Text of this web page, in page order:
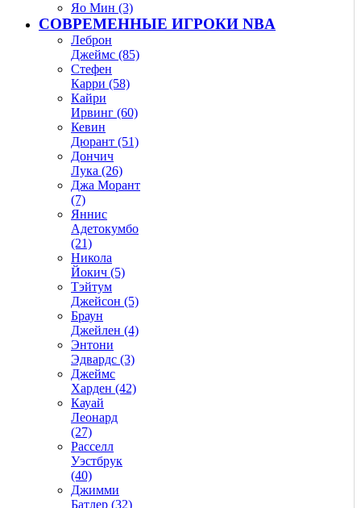
Яо Мин (3)
СОВРЕМЕННЫЕ ИГРОКИ NBA
Леброн
Джеймс (85)
Стефен
Карри (58)
Кайри
Ирвинг (60)
Кевин
Дюрант (51)
Дончич
Лука (26)
Джа Морант
(7)
Яннис
Адетокумбо
(21)
Никола
Йокич (5)
Тэйтум
Джейсон (5)
Браун
Джейлен (4)
Энтони
Эдвардс (3)
Джеймс
Харден (42)
Кауай
Леонард
(27)
Расселл
Уэстбрук
(40)
Джимми
Батлер (32)